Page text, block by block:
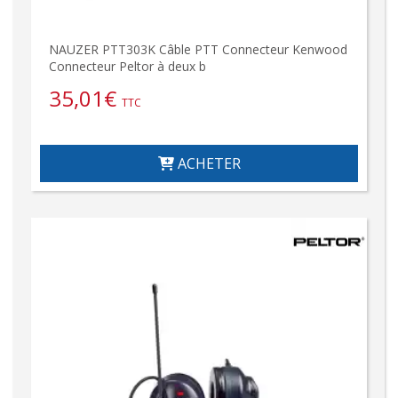
NAUZER PTT303K Câble PTT Connecteur Kenwood
Connecteur Peltor à deux b
35,01€ TTC
ACHETER